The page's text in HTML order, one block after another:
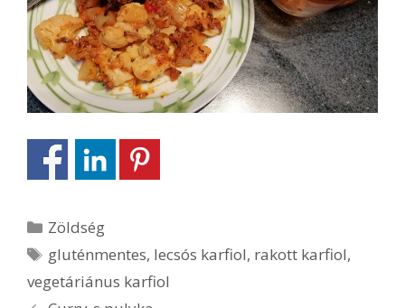
Kategória
Zöldség
Címkék
gluténmentes, lecsós karfiol, rakott karfiol,
vegetáriánus karfiol